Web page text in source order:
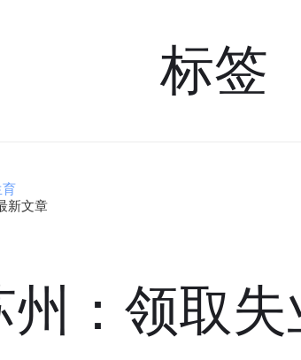
标签
育
新文章
州：领取失